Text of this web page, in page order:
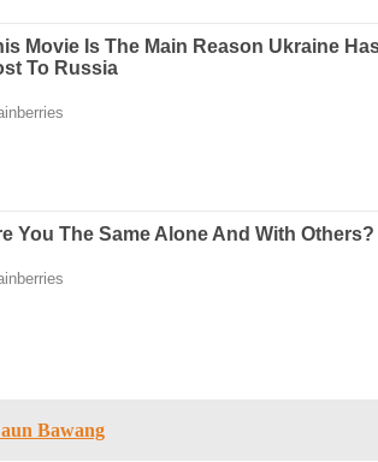
Bawang